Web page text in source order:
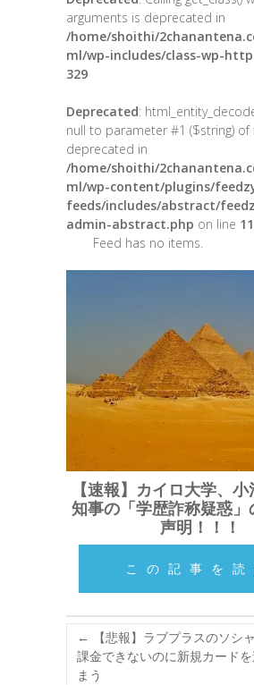
arguments is deprecated in
/home/shoithi/
ml/wp-includes/class-wp-
329
Deprecated:
null to parameter #1 ($string) of
deprecated in
/home/shoithi/
ml/wp-content/plugins/
feeds/includes/abstract/
admin-abstract.php on line
Feed has no items.
【速報】カイロ大学、
知事の「学歴詐称疑惑
声明！！！
この記事を読
←
【悲報】ラブプラスのソシ
課金できないのに新規カード
まう